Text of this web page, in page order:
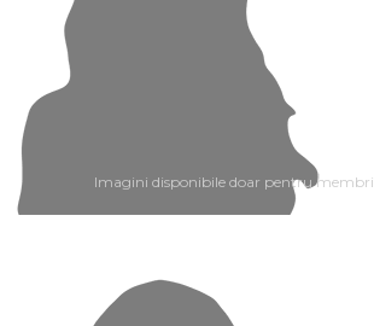
Imagini disponibile doar pentru membri